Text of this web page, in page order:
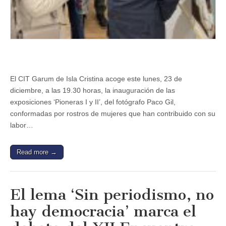
II’
de
Paco
que
mujer
en
periodismo’
El CIT Garum de Isla Cristina acoge este lunes, 23 de
diciembre, a las 19.30 horas, la inauguración de las
exposiciones ‘Pioneras I y II’, del fotógrafo Paco Gil,
conformadas por rostros de mujeres que han contribuido con su
labor…
Read more →
El lema ‘Sin periodismo, no
hay democracia’ marca el